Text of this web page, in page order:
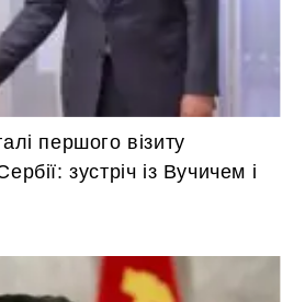
першого візиту
зустріч із Вучичем і